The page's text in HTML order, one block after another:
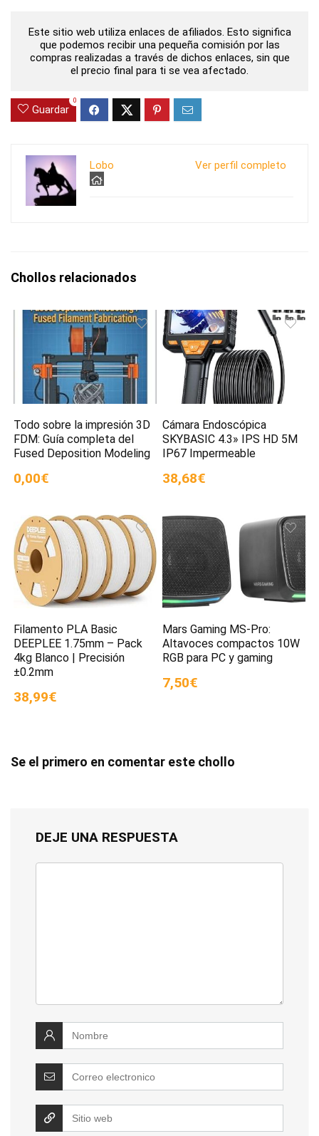
Este sitio web utiliza enlaces de afiliados. Esto significa
que podemos recibir una pequeña comisión por las
compras realizadas a través de dichos enlaces, sin que
el precio final para ti se vea afectado.
Guardar
0
Ver perfil completo
Lobo
Chollos relacionados
Todo sobre la impresión 3D
FDM: Guía completa del
Fused Deposition Modeling
0,00€
Cámara Endoscópica
SKYBASIC 4.3» IPS HD 5M
IP67 Impermeable
38,68€
Filamento PLA Basic
DEEPLEE 1.75mm – Pack
4kg Blanco | Precisión
±0.2mm
38,99€
Mars Gaming MS-Pro:
Altavoces compactos 10W
RGB para PC y gaming
7,50€
Se el primero en comentar este chollo
DEJE UNA RESPUESTA